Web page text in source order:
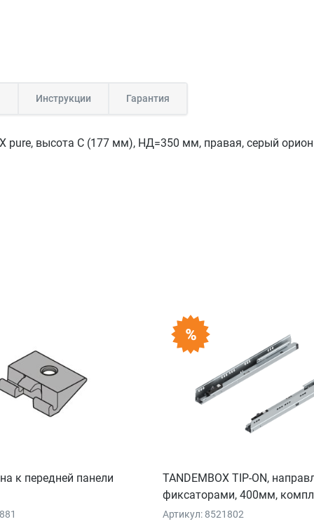
Инструкции Гарантия
pure, высота C (177 мм), НД=350 мм, правая, серый орион
к передней панели
TANDEMBOX TIP-ON,
фиксаторами, 400мм,
Артикул: 8521802